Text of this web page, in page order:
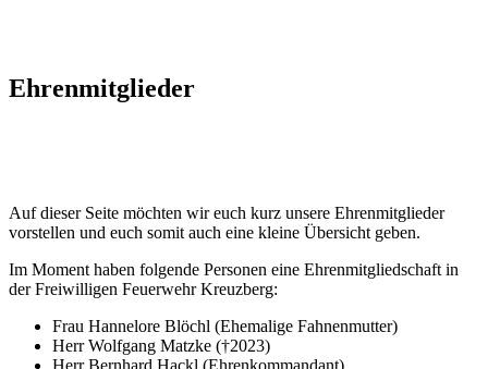
Ehrenmitglieder
Auf dieser Seite möchten wir euch kurz unsere Ehrenmitglieder
vorstellen und euch somit auch eine kleine Übersicht geben.
Im Moment haben folgende Personen eine Ehrenmitgliedschaft in
der Freiwilligen Feuerwehr Kreuzberg:
Frau Hannelore Blöchl (Ehemalige Fahnenmutter)
Herr Wolfgang Matzke (†2023)